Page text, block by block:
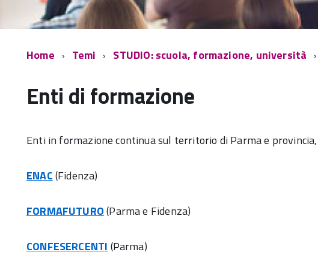
Home Temi STUDIO: scuola, formazione, università
Enti di formazione
Enti in formazione continua sul territorio di Parma e
ENAC(Fidenza)
FORMAFUTURO(Parma e Fidenza)
CONFESERCENTI(Parma)